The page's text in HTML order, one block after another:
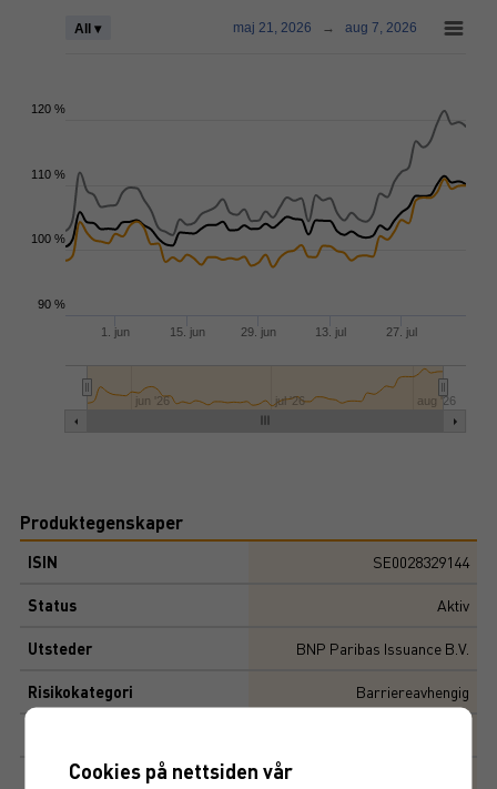
1. jun 15. jun 29. jun 13. jul 27. jul
jun '26 jul '26 aug '26
All ▾ maj 21, 2026 → aug 7, 2026
90 %
100 %
110 %
120 %
Produktegenskaper
ISIN SE0028329144
Status Aktiv
Utsteder BNP Paribas Issuance B.V.
Risikokategori Barriereavhengig
LøpetidCookies på nettsiden vår